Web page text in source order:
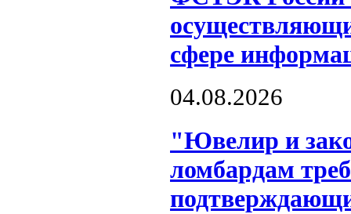
сфере
04.08.2026
"Ювелир и
ломбардам